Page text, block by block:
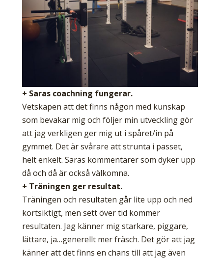
+ Saras coachning fungerar.
Vetskapen att det finns någon med kunskap
som bevakar mig och följer min utveckling gör
att jag verkligen ger mig ut i spåret/in på
gymmet. Det är svårare att strunta i passet,
helt enkelt. Saras kommentarer som dyker upp
då och då är också välkomna.
+ Träningen ger resultat.
Träningen och resultaten går lite upp och ned
kortsiktigt, men sett över tid kommer
resultaten. Jag känner mig starkare, piggare,
lättare, ja…generellt mer fräsch. Det gör att jag
känner att det finns en chans till att jag även